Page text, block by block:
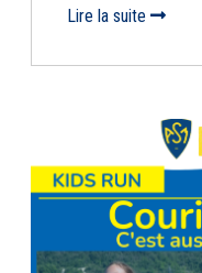
Lire la suite